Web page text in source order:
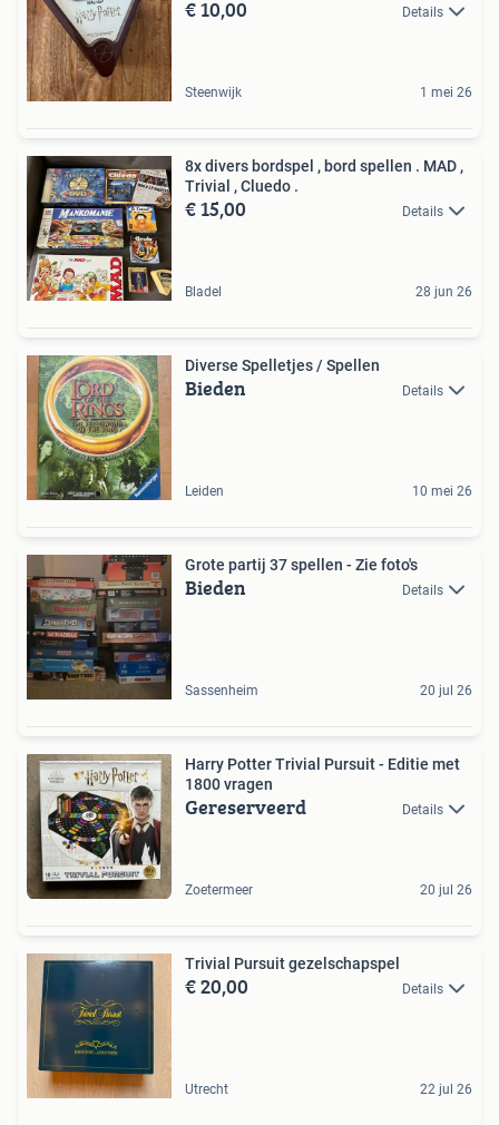
€ 10,00 Details
Steenwijk 1 mei 26
8x divers bordspel , bord spellen . MAD ,
Trivial , Cluedo .
€ 15,00 Details
Bladel 28 jun 26
Diverse Spelletjes / Spellen
Bieden Details
Leiden 10 mei 26
Grote partij 37 spellen - Zie foto's
Bieden Details
Sassenheim 20 jul 26
Harry Potter Trivial Pursuit - Editie met
1800 vragen
Gereserveerd Details
Zoetermeer 20 jul 26
Trivial Pursuit gezelschapspel
€ 20,00 Details
Utrecht 22 jul 26